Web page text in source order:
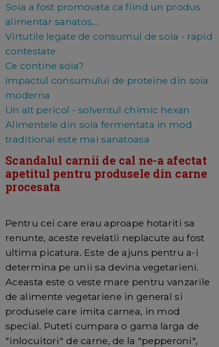
Soia a fost promovata ca fiind un produs
alimentar sanatos...
Virtutile legate de consumul de soia - rapid
contestate
Ce contine soia?
Impactul consumului de proteine din soia
moderna
Un alt pericol - solventul chimic hexan
Alimentele din soia fermentata in mod
traditional este mai sanatoasa
Scandalul carnii de cal ne-a afectat
apetitul pentru produsele din carne
procesata
Pentru cei care erau aproape hotariti sa
renunte, aceste revelatii neplacute au fost
ultima picatura. Este de ajuns pentru a-i
determina pe unii sa devina vegetarieni.
Aceasta este o veste mare pentru vanzarile
de alimente vegetariene in general si
produsele care imita carnea, in mod
special. Puteti cumpara o gama larga de
"inlocuitori" de carne, de la "pepperoni",